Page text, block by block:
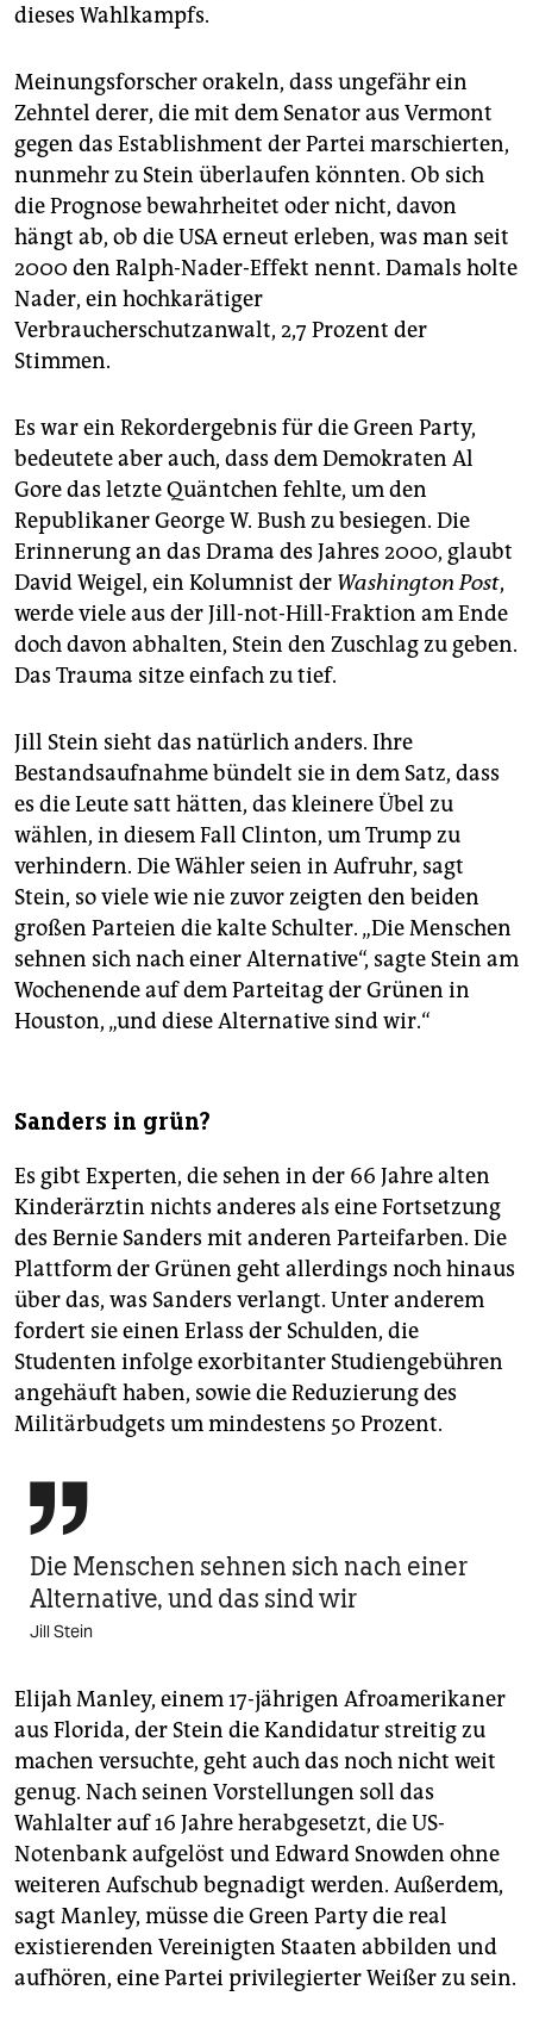
dieses Wahlkampfs.
Meinungsforscher orakeln, dass ungefähr ein
Zehntel derer, die mit dem Senator aus Vermont
gegen das Establishment der Partei marschierten,
nunmehr zu Stein überlaufen könnten. Ob sich
die Prognose bewahrheitet oder nicht, davon
hängt ab, ob die USA erneut erleben, was man seit
2000 den Ralph-Nader-Effekt nennt. Damals holte
Nader, ein hochkarätiger
Verbraucherschutzanwalt, 2,7 Prozent der
Stimmen.
Es war ein Rekordergebnis für die Green Party,
bedeutete aber auch, dass dem Demokraten Al
Gore das letzte Quäntchen fehlte, um den
Republikaner George W. Bush zu besiegen. Die
Erinnerung an das Drama des Jahres 2000, glaubt
David Weigel, ein Kolumnist der Washington Post,
werde viele aus der Jill-not-Hill-Fraktion am Ende
doch davon abhalten, Stein den Zuschlag zu geben.
Das Trauma sitze einfach zu tief.
Jill Stein sieht das natürlich anders. Ihre
Bestandsaufnahme bündelt sie in dem Satz, dass
es die Leute satt hätten, das kleinere Übel zu
wählen, in diesem Fall Clinton, um Trump zu
verhindern. Die Wähler seien in Aufruhr, sagt
Stein, so viele wie nie zuvor zeigten den beiden
großen Parteien die kalte Schulter. „Die Menschen
sehnen sich nach einer Alternative“, sagte Stein am
Wochenende auf dem Parteitag der Grünen in
Houston, „und diese Alternative sind wir.“
Sanders in grün?
Es gibt Experten, die sehen in der 66 Jahre alten
Kinderärztin nichts anderes als eine Fortsetzung
des Bernie Sanders mit anderen Parteifarben. Die
Plattform der Grünen geht allerdings noch hinaus
über das, was Sanders verlangt. Unter anderem
fordert sie einen Erlass der Schulden, die
Studenten infolge exorbitanter Studiengebühren
angehäuft haben, sowie die Reduzierung des
Militärbudgets um mindestens 50 Prozent.

Die Menschen ­sehnen sich nach einer
Alternative, und das sind wir
Jill Stein
Elijah Manley, einem 17-jährigen Afroamerikaner
aus Florida, der Stein die Kandidatur streitig zu
machen versuchte, geht auch das noch nicht weit
genug. Nach seinen Vorstellungen soll das
Wahlalter auf 16 Jahre herabgesetzt, die US-
Notenbank aufgelöst und Edward Snowden ohne
weiteren Aufschub begnadigt werden. Außerdem,
sagt Manley, müsse die Green Party die real
existierenden Vereinigten Staaten abbilden und
aufhören, eine Partei privilegierter Weißer zu sein.